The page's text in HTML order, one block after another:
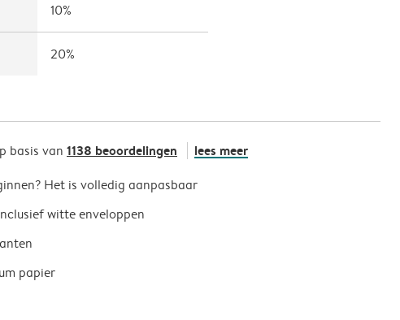
10%
20%
basis van 1138 beoordelingen lees meer
Het is volledig aanpasbaar
witte enveloppen
papier